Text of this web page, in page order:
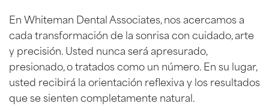
En Whiteman Dental Associates, nos acercamos a
cada transformación de la sonrisa con cuidado, arte
y precisión. Usted nunca será apresurado,
presionado, o tratados como un número. En su lugar,
usted recibirá la orientación reflexiva y los resultados
que se sienten completamente natural.